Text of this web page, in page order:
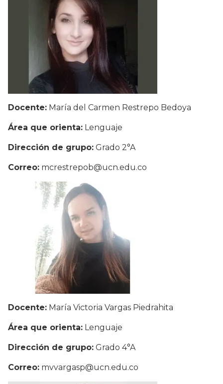
Docente: María del Carmen Restrepo Bedoya
Área que orienta: Lenguaje
Dirección de grupo: Grado 2°A
Correo: mcrestrepob@ucn.edu.co
Docente: María Victoria Vargas Piedrahita
Área que orienta: Lenguaje
Dirección de grupo: Grado 4°A
Correo: mvvargasp@ucn.edu.co